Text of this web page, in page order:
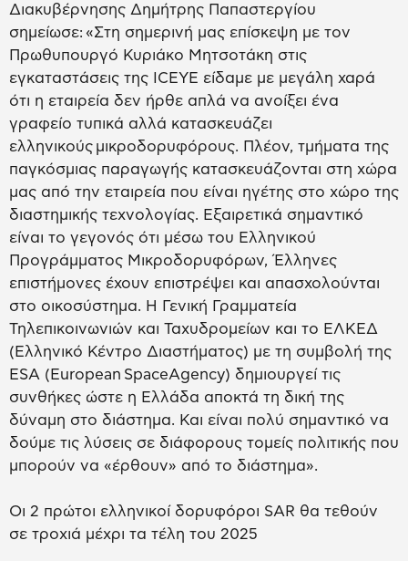
Διακυβέρνησης Δημήτρης Παπαστεργίου
σημείωσε: «Στη σημερινή μας επίσκεψη με τον
Πρωθυπουργό Κυριάκο Μητσοτάκη στις
εγκαταστάσεις της ICEYE είδαμε με μεγάλη χαρά
ότι η εταιρεία δεν ήρθε απλά να ανοίξει ένα
γραφείο τυπικά αλλά κατασκευάζει
ελληνικούς μικροδορυφόρους. Πλέον, τμήματα της
παγκόσμιας παραγωγής κατασκευάζονται στη χώρα
μας από την εταιρεία που είναι ηγέτης στο χώρο της
διαστημικής τεχνολογίας. Εξαιρετικά σημαντικό
είναι το γεγονός ότι μέσω του Ελληνικού
Προγράμματος Μικροδορυφόρων, Έλληνες
επιστήμονες έχουν επιστρέψει και απασχολούνται
στο οικοσύστημα. Η Γενική Γραμματεία
Τηλεπικοινωνιών και Ταχυδρομείων και το ΕΛΚΕΔ
(Ελληνικό Κέντρο Διαστήματος) με τη συμβολή της
ESA (European SpaceAgency) δημιουργεί τις
συνθήκες ώστε η Ελλάδα αποκτά τη δική της
δύναμη στο διάστημα. Και είναι πολύ σημαντικό να
δούμε τις λύσεις σε διάφορους τομείς πολιτικής που
μπορούν να «έρθουν» από το διάστημα».
Οι 2 πρώτοι ελληνικοί δορυφόροι SAR θα τεθούν
σε τροχιά μέχρι τα τέλη του 2025